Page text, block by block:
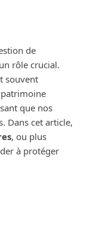
de
rôle crucial.
souvent
que nos
Dans cet article,
, ou plus
à protéger